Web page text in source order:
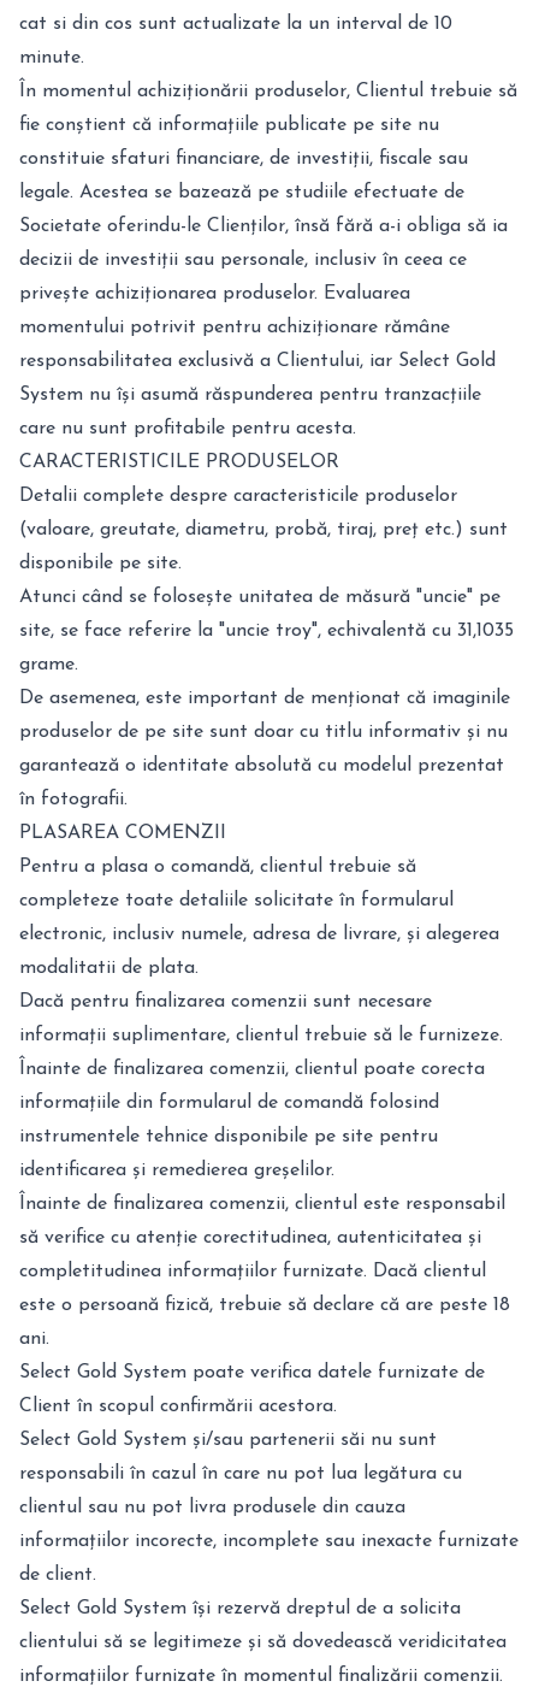
cat si din cos sunt actualizate la un interval de 10
minute.
În momentul achiziționării produselor, Clientul trebuie să
fie conștient că informațiile publicate pe site nu
constituie sfaturi financiare, de investiții, fiscale sau
legale. Acestea se bazează pe studiile efectuate de
Societate oferindu-le Clienților, însă fără a-i obliga să ia
decizii de investiții sau personale, inclusiv în ceea ce
privește achiziționarea produselor. Evaluarea
momentului potrivit pentru achiziționare rămâne
responsabilitatea exclusivă a Clientului, iar Select Gold
System nu își asumă răspunderea pentru tranzacțiile
care nu sunt profitabile pentru acesta.
CARACTERISTICILE PRODUSELOR
Detalii complete despre caracteristicile produselor
(valoare, greutate, diametru, probă, tiraj, preț etc.) sunt
disponibile pe site.
Atunci când se folosește unitatea de măsură "uncie" pe
site, se face referire la "uncie troy", echivalentă cu 31,1035
grame.
De asemenea, este important de menționat că imaginile
produselor de pe site sunt doar cu titlu informativ și nu
garantează o identitate absolută cu modelul prezentat
în fotografii.
PLASAREA COMENZII
Pentru a plasa o comandă, clientul trebuie să
completeze toate detaliile solicitate în formularul
electronic, inclusiv numele, adresa de livrare, și alegerea
modalitatii de plata.
Dacă pentru finalizarea comenzii sunt necesare
informații suplimentare, clientul trebuie să le furnizeze.
Înainte de finalizarea comenzii, clientul poate corecta
informațiile din formularul de comandă folosind
instrumentele tehnice disponibile pe site pentru
identificarea și remedierea greșelilor.
Înainte de finalizarea comenzii, clientul este responsabil
să verifice cu atenție corectitudinea, autenticitatea și
completitudinea informațiilor furnizate. Dacă clientul
este o persoană fizică, trebuie să declare că are peste 18
ani.
Select Gold System poate verifica datele furnizate de
Client în scopul confirmării acestora.
Select Gold System și/sau partenerii săi nu sunt
responsabili în cazul în care nu pot lua legătura cu
clientul sau nu pot livra produsele din cauza
informațiilor incorecte, incomplete sau inexacte furnizate
de client.
Select Gold System își rezervă dreptul de a solicita
clientului să se legitimeze și să dovedească veridicitatea
informațiilor furnizate în momentul finalizării comenzii.